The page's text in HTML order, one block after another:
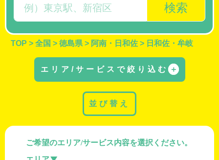
検索
TOP > 全国 > 徳島県 > 阿南・日和佐 > 日和佐・牟岐
エリア/サービスで絞り込む ＋
ご希望のエリア/サービス内容を選択ください。
並び替え